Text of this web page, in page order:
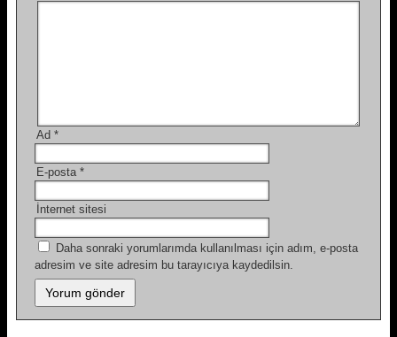
Ad *
E-posta *
İnternet sitesi
Daha sonraki yorumlarımda kullanılması için adım, e-posta
adresim ve site adresim bu tarayıcıya kaydedilsin.